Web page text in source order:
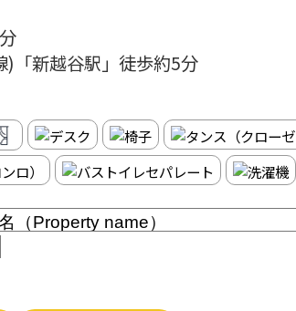
)「新越谷駅」徒歩約5分